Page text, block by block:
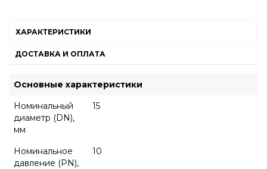
ХАРАКТЕРИСТИКИ
ДОСТАВКА И ОПЛАТА
Основные характеристики
Номинальный
диаметр (DN),
мм
15
Номинальное
давление (PN),
10